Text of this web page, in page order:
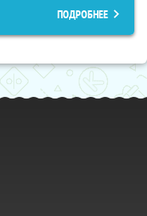
ПОДРОБНЕЕ